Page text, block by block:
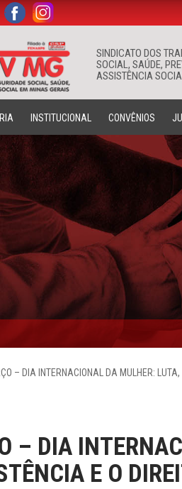
SINDICATO DOS
SOCIAL, SAÚDE,
ASSISTÊNCIA
. .
INSTITUCIONAL CONVÊNIOS
– DIA INTERNACIONAL DA MULHER:
– DIA
E O